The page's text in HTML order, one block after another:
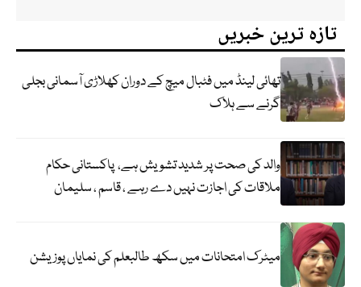
تازہ ترین خبریں
تھائی لینڈ میں فٹبال میچ کے دوران کھلاڑی آسمانی بجلی
گرنے سے ہلاک
والد کی صحت پر شدید تشویش ہے، پاکستانی حکام
ملاقات کی اجازت نہیں دے رہے ، قاسم ، سلیمان
میٹرک امتحانات میں سکھ طالبعلم کی نمایاں پوزیشن